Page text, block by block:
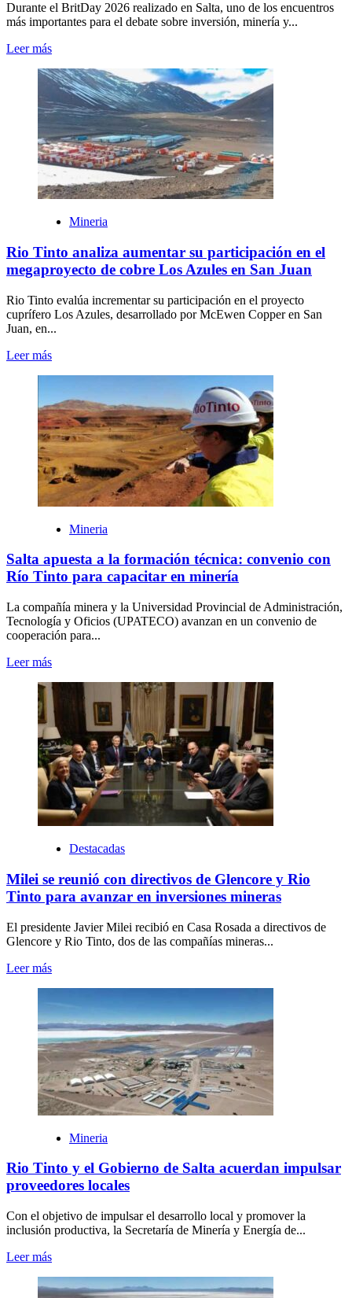
Durante el BritDay 2026 realizado en Salta, uno de los encuentros
más importantes para el debate sobre inversión, minería y...
Leer más
Mineria
Rio Tinto analiza aumentar su participación en el
megaproyecto de cobre Los Azules en San Juan
Rio Tinto evalúa incrementar su participación en el proyecto
cuprífero Los Azules, desarrollado por McEwen Copper en San
Juan, en...
Leer más
Mineria
Salta apuesta a la formación técnica: convenio con
Río Tinto para capacitar en minería
La compañía minera y la Universidad Provincial de Administración,
Tecnología y Oficios (UPATECO) avanzan en un convenio de
cooperación para...
Leer más
Destacadas
Milei se reunió con directivos de Glencore y Rio
Tinto para avanzar en inversiones mineras
El presidente Javier Milei recibió en Casa Rosada a directivos de
Glencore y Rio Tinto, dos de las compañías mineras...
Leer más
Mineria
Rio Tinto y el Gobierno de Salta acuerdan impulsar
proveedores locales
Con el objetivo de impulsar el desarrollo local y promover la
inclusión productiva, la Secretaría de Minería y Energía de...
Leer más